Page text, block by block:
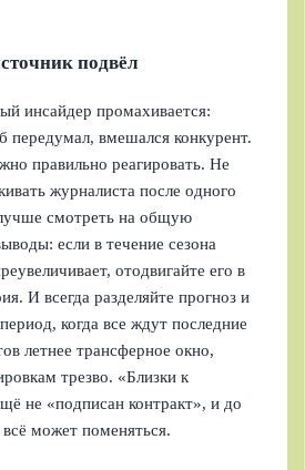
подвёл
инсайдер промахивается:
передумал, вмешался конкурент.
правильно реагировать. Не
журналиста после одного
смотреть на общую
если в течение сезона
отодвигайте его в
И всегда разделяйте прогноз и
когда все ждут последние
летнее трансферное окно,
трезво. «Близки к
не «подписан контракт», и до
может поменяться.